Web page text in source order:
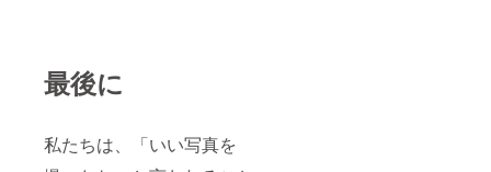
最後に
私たちは、「いい写真を